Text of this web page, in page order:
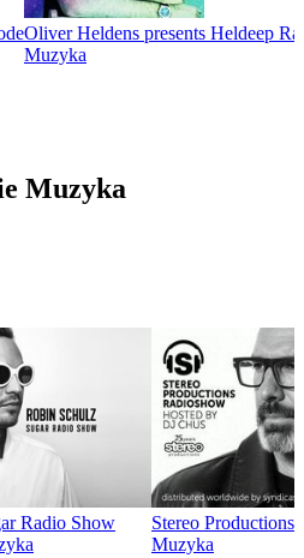
Oliver Heldens presents Heldeep
Muzyka
Muzyka
Radio Show
Stereo Productions
Muzyka